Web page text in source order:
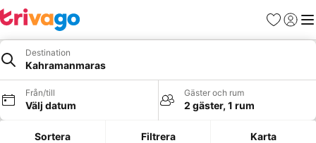
Favoriter
Logga
Destination
Kahramanmaras
Från/till
Välj datum
Gäster och rum
2 gäster, 1 rum
Sortera Filtrera Karta